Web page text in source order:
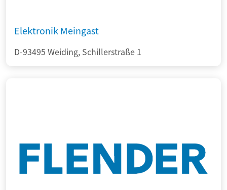
Elektronik Meingast
D-93495 Weiding, Schillerstraße 1